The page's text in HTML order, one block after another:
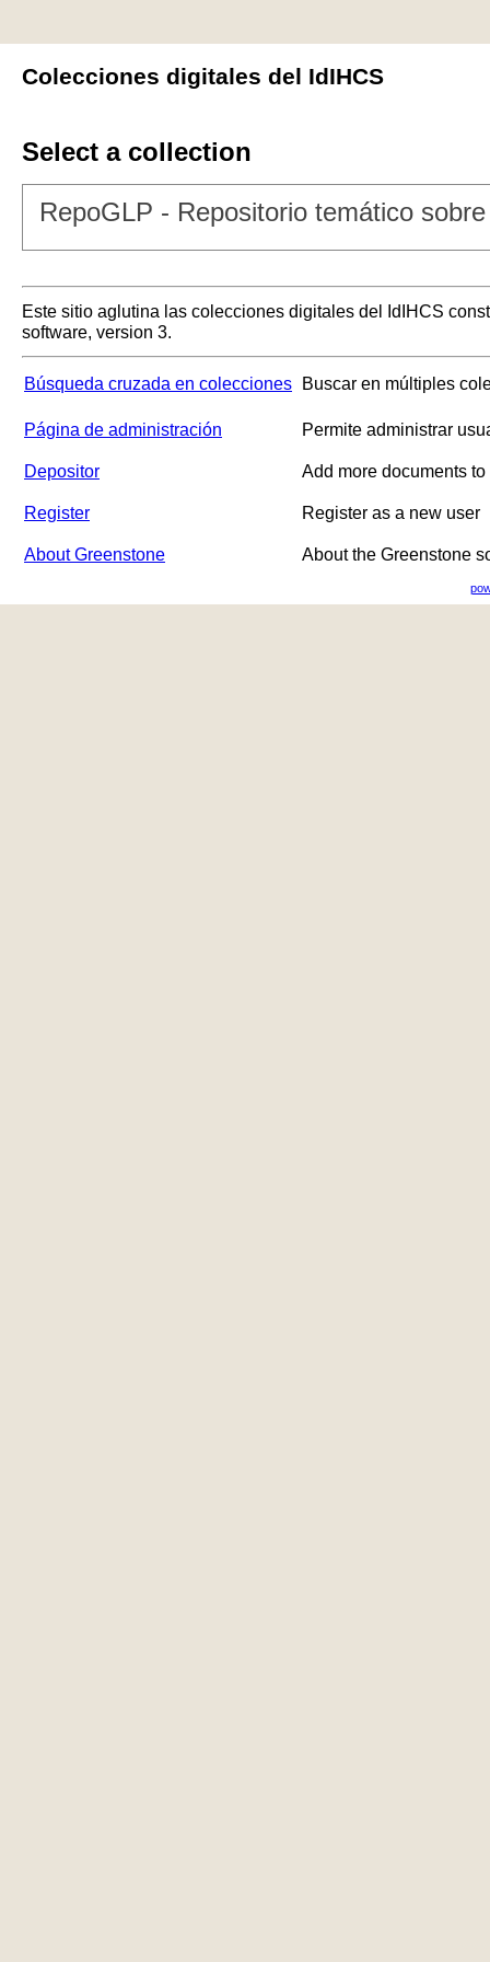
Colecciones digitales del IdIHCS
Select a collection
RepoGLP - Repositorio temático
Este sitio aglutina las colecciones digitales del IdIHCS
software, version 3.
Búsqueda cruzada en colecciones Buscar en múltiples
Página de administración Permite administrar
Depositor Add more documents
Register Register as a new user
About Greenstone About the Greenstone